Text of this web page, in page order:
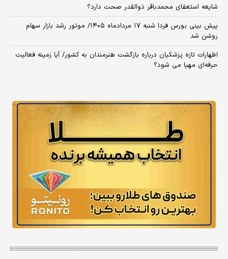
شایعه استعفای محمدباقر ذوالقدر صحت دارد؟
پیش بینی بورس فردا شنبه ۱۷ مردادماه ۱۴۰۵/ موتور رشد بازار سهام
روشن شد
اظهارات تازه پزشکیان درباره بازگشت هنرمندان به کشور/ آیا زمینه فعالیت
حرفه‌ای مهیا می شود؟